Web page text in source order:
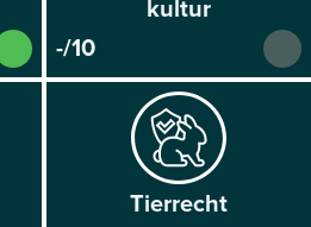
kultur
-/10
Tier­recht